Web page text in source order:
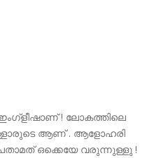
! ലോകത്തിലെ
ആണ് . ആളോഹരി
ഒക്കെയേ വരുന്നുള്ളു !